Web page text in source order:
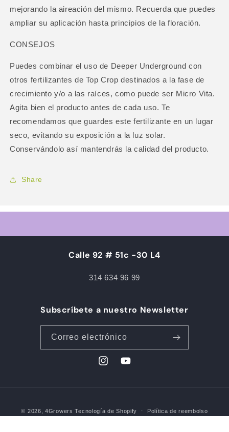
mejorando la aireación del mismo. Recuerda que puedes
ampliar su aplicación hasta principios de la floración.
CONSEJOS
Puedes combinar el uso de Deeper Underground con
otros fertilizantes de Top Crop destinados a la fase de
crecimiento y/o a las raíces, como puede ser Micro Vita.
Agita bien el producto antes de cada uso. Te
recomendamos que guardes este fertilizante en un lugar
seco, evitando su exposición a la luz solar.
Conservándolo así mantendrás la calidad del producto.
Share
Calle 92 # 51c -30 L4
314 634 96 99
Subscríbete a nuestro Newsletter
Correo electrónico
InstagramYouTube
de
© 2026,4Growers Tecnología de Shopify Política de reembolso